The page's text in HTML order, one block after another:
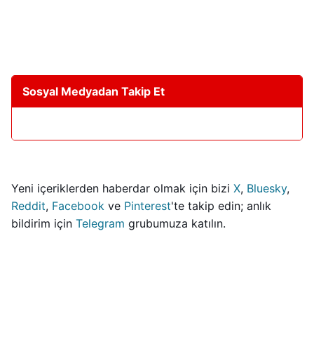
Sosyal Medyadan Takip Et
Yeni içeriklerden haberdar olmak için bizi X, Bluesky,
Reddit, Facebook ve Pinterest'te takip edin; anlık
bildirim için Telegram grubumuza katılın.